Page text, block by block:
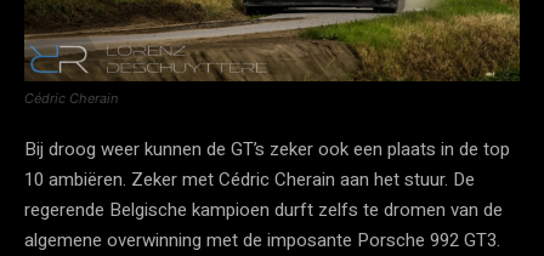
Cédric Cherain
Bij droog weer kunnen de GT’s zeker ook een plaats in de top
10 ambiëren. Zeker met Cédric Cherain aan het stuur. De
regerende Belgische kampioen durft zelfs te dromen van de
algemene overwinning met de imposante Porsche 992 GT3.